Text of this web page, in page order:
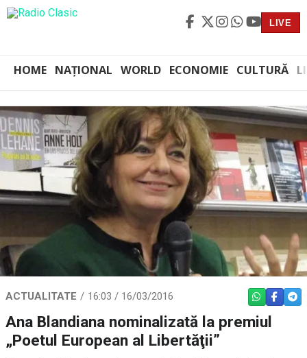
LIVE
HOME NAȚIONAL WORLD ECONOMIE CULTURĂ
ACTUALITATE 16:03 / 16/03/2016 WHATSAPP
Ana Blandiana nominalizată la premiul
„Poetul European al Libertăţii”